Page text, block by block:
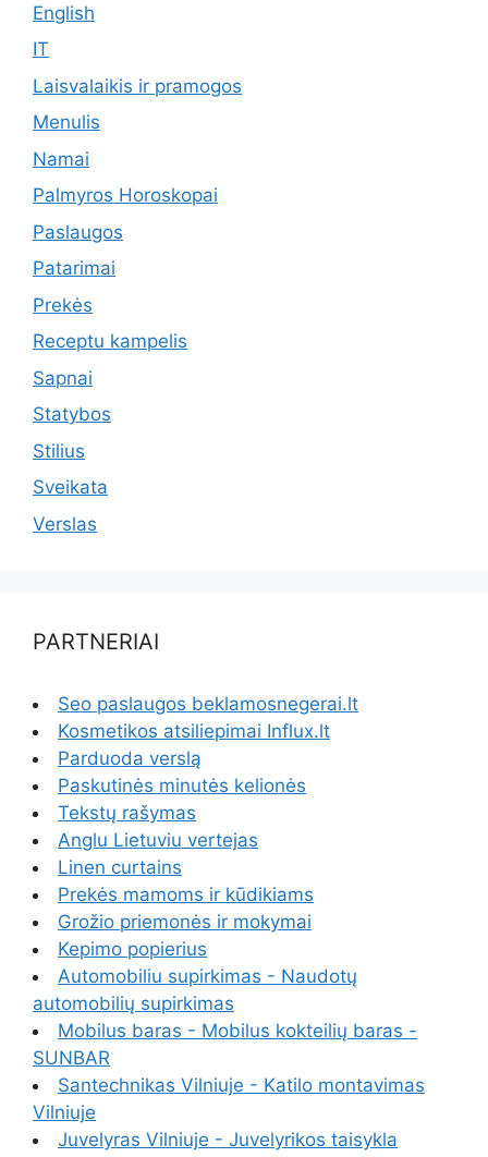
English
IT
Laisvalaikis ir pramogos
Menulis
Namai
Palmyros Horoskopai
Paslaugos
Patarimai
Prekės
Receptu kampelis
Sapnai
Statybos
Stilius
Sveikata
Verslas
PARTNERIAI
Seo paslaugos beklamosnegerai.lt
Kosmetikos atsiliepimai Influx.lt
Parduoda verslą
Paskutinės minutės kelionės
Tekstų rašymas
Anglu Lietuviu vertejas
Linen curtains
Prekės mamoms ir kūdikiams
Grožio priemonės ir mokymai
Kepimo popierius
Automobiliu supirkimas - Naudotų
automobilių supirkimas
Mobilus baras - Mobilus kokteilių baras -
SUNBAR
Santechnikas Vilniuje - Katilo montavimas
Vilniuje
Juvelyras Vilniuje - Juvelyrikos taisykla